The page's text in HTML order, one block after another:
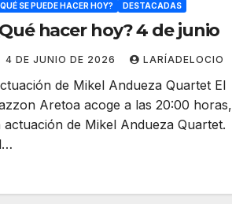
SE PUEDE HACER HOY? DESTACADAS
hacer hoy? 4 de junio
4 DE JUNIO DE 2026 LARÍADELOCIO
de Mikel Andueza Quartet El
Aretoa acoge a las 20:00 horas,
actuación de Mikel Andueza Quartet.